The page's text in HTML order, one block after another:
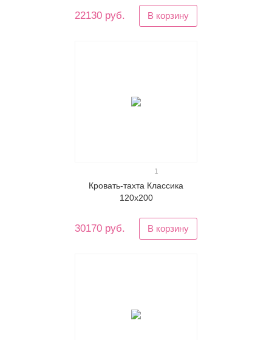
22130 руб. В корзину
1
Кровать-тахта Классика
120х200
30170 руб. В корзину